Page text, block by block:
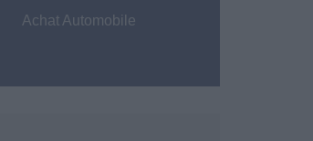
Achat Automobile